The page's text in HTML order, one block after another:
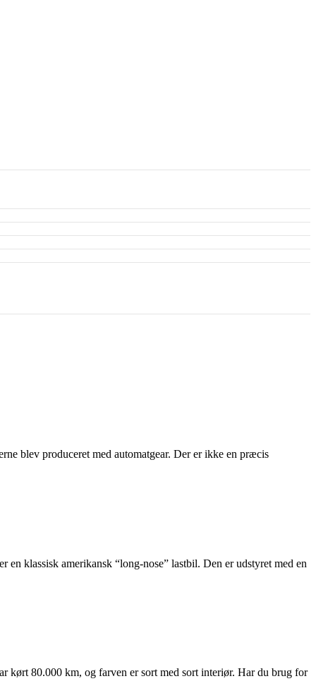
blev produceret med automatgear. Der er ikke en præcis
klassisk amerikansk “long-nose” lastbil. Den er udstyret med en
kørt 80.000 km, og farven er sort med sort interiør. Har du brug for